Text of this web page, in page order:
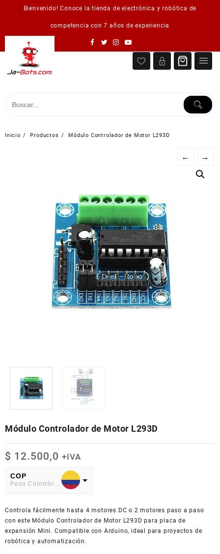
Bienvenido! Conoce la tienda de electrónica y robótica de
competencia con 7 años de experiencia
Inicio Productos Módulo Controlador de Motor L293D
← →
Módulo Controlador de Motor L293D
$ 12.500,0 +IVA
COP
American Dollar
Controla fácilmente hasta 4 motores DC o 2 motores paso a paso
con este Módulo Controlador de Motor L293D para placa de
expansión Mini. Compatible con Arduino, ideal para proyectos de
robótica y automatización.